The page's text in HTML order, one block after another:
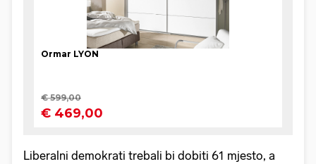
Liberalni demokrati trebali bi dobiti 61 mjesto, a